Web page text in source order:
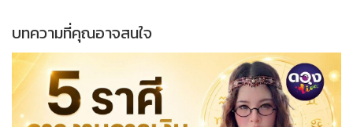
บทความที่คุณอาจสนใจ